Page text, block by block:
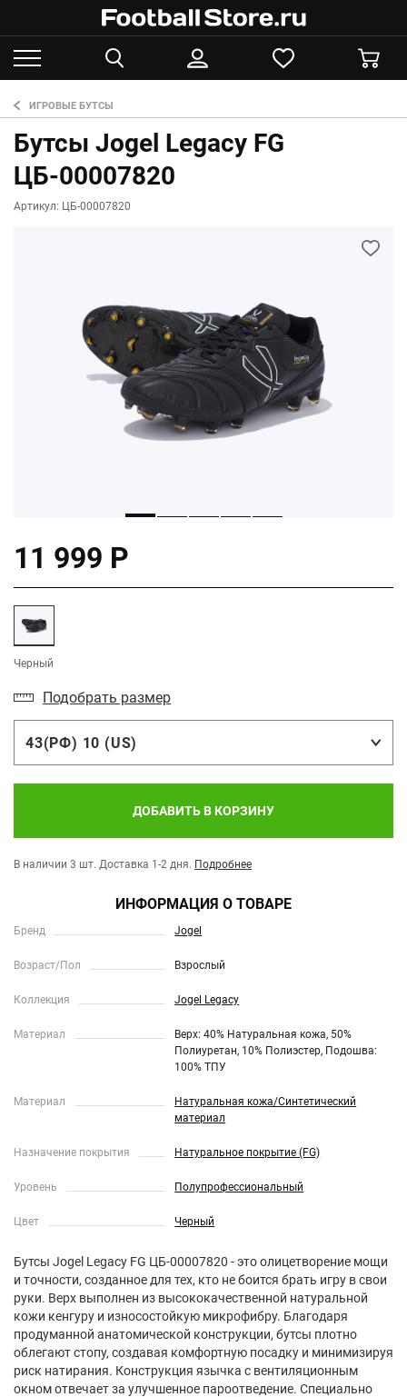
ИГРОВЫЕ БУТСЫ
Бутсы Jogel Legacy FG
ЦБ-00007820
Артикул: ЦБ-00007820
11 999 Р
Черный
Подобрать размер
43(РФ) 10 (US)
ДОБАВИТЬ В КОРЗИНУ
В наличии 3 шт. Доставка 1-2 дня. Подробнее
ИНФОРМАЦИЯ О ТОВАРЕ
Бренд Jogel
Возраст/Пол Взрослый
Коллекция Jogel Legacy
Материал
Верх: 40% Натуральная кожа, 50%
Полиуретан, 10% Полиэстер, Подошва:
100% ТПУ
Материал
Натуральная кожа/Синтетический
материал
Назначение покрытия Натуральное покрытие (FG)
Уровень Полупрофессиональный
Цвет Черный
Бутсы Jogel Legacy FG ЦБ-00007820 - это олицетворение мощи
и точности, созданное для тех, кто не боится брать игру в свои
руки. Верх выполнен из высококачественной натуральной
кожи кенгуру и износостойкую микрофибру. Благодаря
продуманной анатомической конструкции, бутсы плотно
облегают стопу, создавая комфортную посадку и минимизируя
риск натирания. Конструкция язычка с вентиляционным
окном отвечает за улучшенное пароотведение. Специально